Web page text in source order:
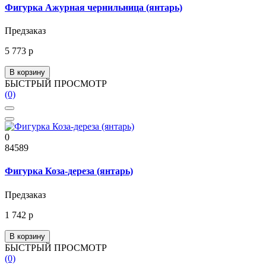
Фигурка Ажурная чернильница (янтарь)
Предзаказ
5 773 р
В корзину
БЫСТРЫЙ ПРОСМОТР
(0)
0
84589
Фигурка Коза-дереза (янтарь)
Предзаказ
1 742 р
В корзину
БЫСТРЫЙ ПРОСМОТР
(0)